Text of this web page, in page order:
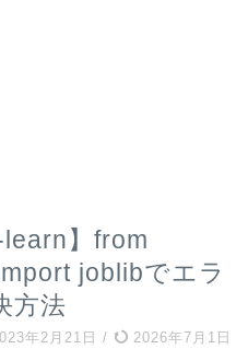
learn】from
joblibでエラ
方法
年2月21日 / 2026年7月1日